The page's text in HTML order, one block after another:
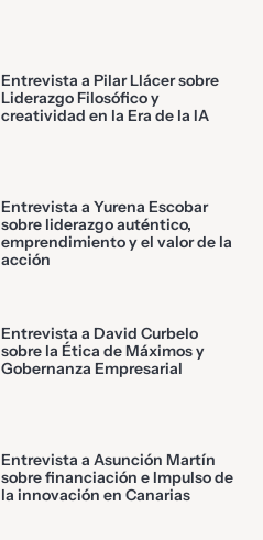
Entrevista a Pilar Llácer sobre
Liderazgo Filosófico y
creatividad en la Era de la IA
Entrevista a Yurena Escobar
sobre liderazgo auténtico,
emprendimiento y el valor de la
acción
Entrevista a David Curbelo
sobre la Ética de Máximos y
Gobernanza Empresarial
Entrevista a Asunción Martín
sobre financiación e Impulso de
la innovación en Canarias